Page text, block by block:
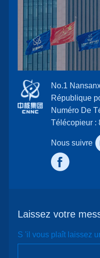
No.1
République
Numéro De
Télécopieur :
Nous suivre
:
Laissez votre
S 'il vous plaît laissez